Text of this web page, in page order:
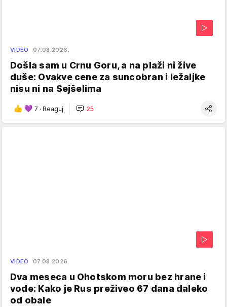
VIDEO 07.08.2026.
Došla sam u Crnu Goru, a na plaži ni žive
duše: Ovakve cene za suncobran i ležaljke
nisu ni na Sejšelima
7 · Reaguj 25
VIDEO 07.08.2026.
Dva meseca u Ohotskom moru bez hrane i
vode: Kako je Rus preživeo 67 dana daleko
od obale